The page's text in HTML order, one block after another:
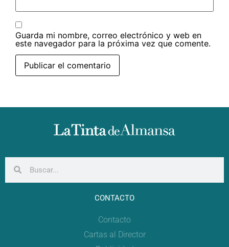
Guarda mi nombre, correo electrónico y web en
este navegador para la próxima vez que comente.
CONTACTO
Contacto
Cartas al Director